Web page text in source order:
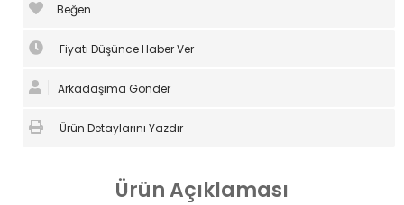
Beğen
Fiyatı Düşünce Haber Ver
Arkadaşıma Gönder
Ürün Detaylarını Yazdır
ÜrünAçıklaması